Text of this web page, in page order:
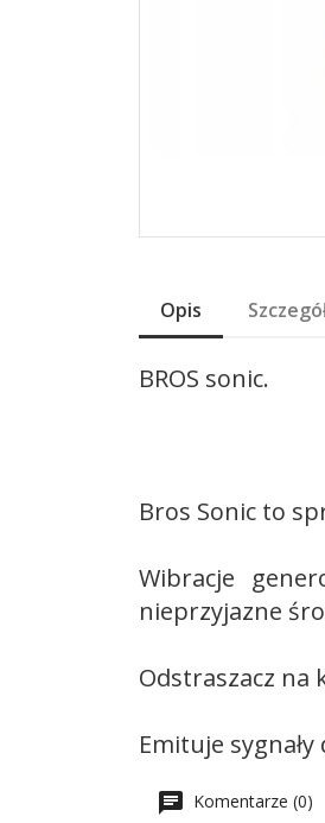
Opis
BROS sonic.
Bros Sonic to
Wibracje
nieprzyjazne
Odstraszacz na
Emituje
Komentarze (0)